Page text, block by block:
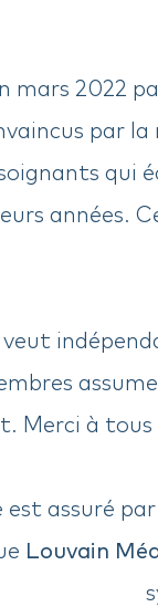
mars 2022
par
années.
veut
Merci à
assuré
Louvain